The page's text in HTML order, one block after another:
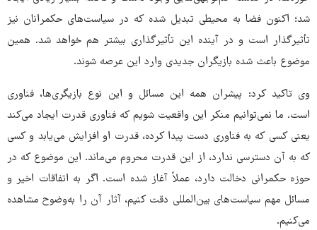
شد؛ اکنون فضا به محیطی تبدیل شده که در سیاست‌های حکمرانان نیز
تأثیرگذار است و در آینده این تأثیرگذاری بیشتر هم خواهد شد. همین
موضوع باعث شده بازیگران جدیدی وارد این عرصه شوند.
وی تاکید کرد: پیشران همه این مسائل و این نوع بازیگری‌ها، فناوری
است. ما نمی‌توانیم منکر این واقعیت شویم که فناوری قدرت ایجاد می‌کند
یعنی کسی که به فناوری دست پیدا کرده، قدرت او افزایش می‌یابد و کسی
که به آن دسترسی ندارد، از این قدرت محروم می‌ماند. این موضوع که در
حوزه حکمرانی دخالت دارد، عملاً آغاز شده است. اگر به اتفاقات اخیر و
مسائل مهم سیاست‌های بین‌المللی دقت کنیم، آثار آن را به‌وضوح مشاهده
می‌کنیم.